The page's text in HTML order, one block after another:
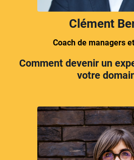
Clément
Coach de managers
Comment devenir un
votre